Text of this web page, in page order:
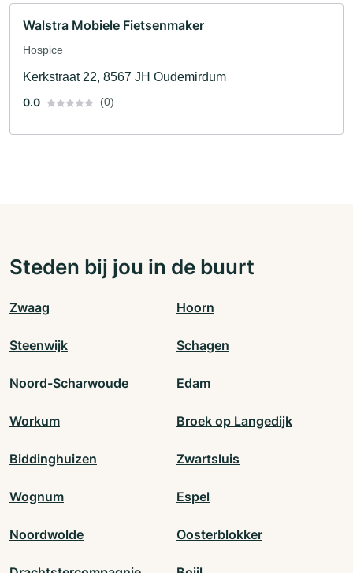
Walstra Mobiele Fietsenmaker
Hospice
Kerkstraat 22, 8567 JH Oudemirdum
0.0
(0)
Steden bij jou in de buurt
Zwaag Hoorn
Steenwijk Schagen
Noord-Scharwoude Edam
Workum Broek op Langedijk
Biddinghuizen Zwartsluis
Wognum Espel
Noordwolde Oosterblokker